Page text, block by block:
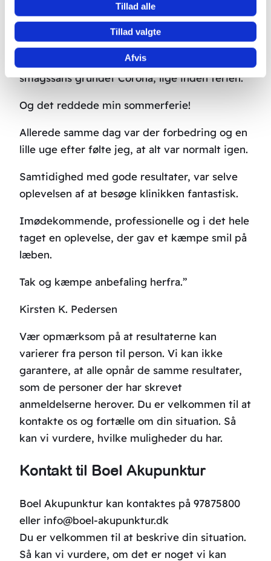
Tillad alle
Tillad valgte
Afvis
TAK “
“Jeg blev behandlet for manglende lugte- &
smagssans grundet Corona, lige inden ferien.
Og det reddede min sommerferie!
Allerede samme dag var der forbedring og en
lille uge efter følte jeg, at alt var normalt igen.
Samtidighed med gode resultater, var selve
oplevelsen af at besøge klinikken fantastisk.
Imødekommende, professionelle og i det hele
taget en oplevelse, der gav et kæmpe smil på
læben.
Tak og kæmpe anbefaling herfra.”
Kirsten K. Pedersen
Vær opmærksom på at resultaterne kan
varierer fra person til person. Vi kan ikke
garantere, at alle opnår de samme resultater,
som de personer der har skrevet
anmeldelserne herover. Du er velkommen til at
kontakte os og fortælle om din situation. Så
kan vi vurdere, hvilke muligheder du har.
Kontakt til Boel Akupunktur
Boel Akupunktur kan kontaktes på 97875800
eller info@boel-akupunktur.dk
Du er velkommen til at beskrive din situation.
Så kan vi vurdere, om det er noget vi kan